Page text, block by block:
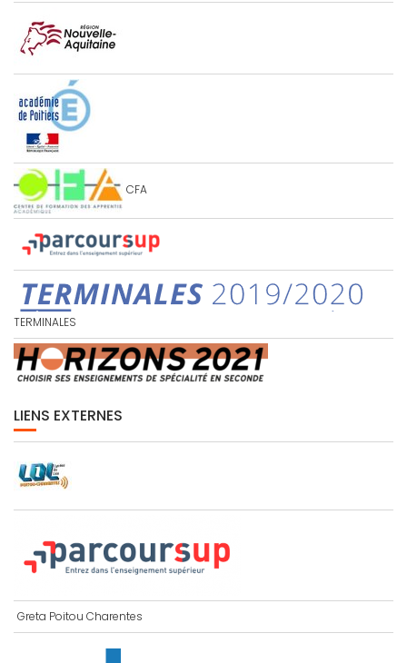
CFA
TERMINALES
LIENS EXTERNES
Greta Poitou Charentes